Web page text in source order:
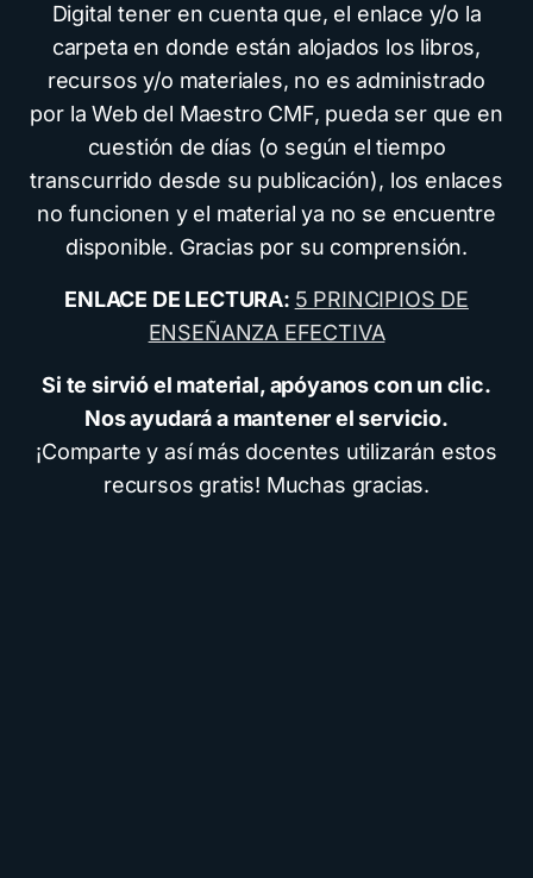
Digital tener en cuenta que, el enlace y/o la
carpeta en donde están alojados los libros,
recursos y/o materiales, no es administrado
por la Web del Maestro CMF, pueda ser que en
cuestión de días (o según el tiempo
transcurrido desde su publicación), los enlaces
no funcionen y el material ya no se encuentre
disponible. Gracias por su comprensión.
ENLACE DE LECTURA: 5 PRINCIPIOS DE
ENSEÑANZA EFECTIVA
Si te sirvió el material, apóyanos con un clic.
Nos ayudará a mantener el servicio.
¡Comparte y así más docentes utilizarán estos
recursos gratis! Muchas gracias.